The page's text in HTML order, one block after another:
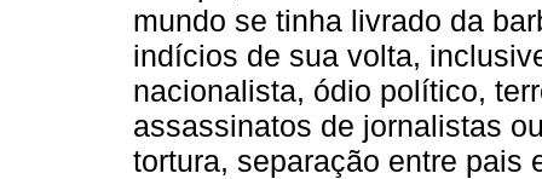
mundo se tinha livrado da
indícios de sua volta,
nacionalista, ódio político,
assassinatos de jornalistas
tortura, separação entre pais